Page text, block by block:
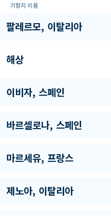
기항지 이름
팔레르모, 이탈리아
해상
이비자, 스페인
바르셀로나, 스페인
마르세유, 프랑스
제노아, 이탈리아